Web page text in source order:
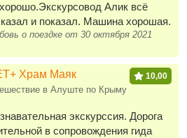
Алик всё
и показал. Машина хорошая.
о поездке от 30 октября 2021
10,00
Храм Маяк
в Алуште по Крыму
экскурссия. Дорога
в сопровождения гида